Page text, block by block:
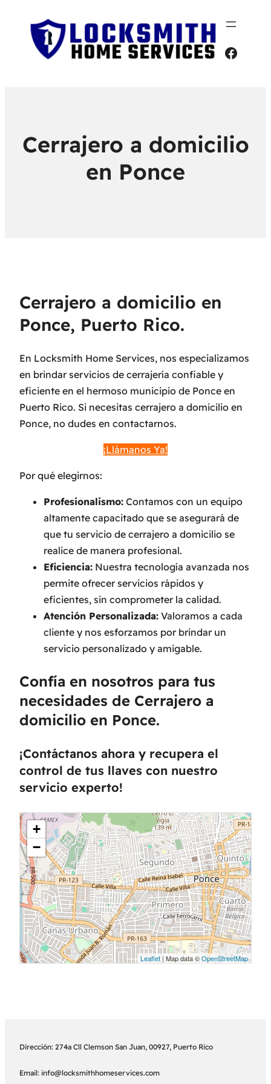
Cerrajero a domicilio
en Ponce
Cerrajero a domicilio en
Ponce, Puerto Rico.
En Locksmith Home Services, nos especializamos
en brindar servicios de cerrajería confiable y
eficiente en el hermoso municipio de Ponce en
Puerto Rico. Si necesitas cerrajero a domicilio en
Ponce, no dudes en contactarnos.
¡Llámanos Ya!
Por qué elegirnos:
Profesionalismo: Contamos con un equipo
altamente capacitado que se asegurará de
que tu servicio de cerrajero a domicilio se
realice de manera profesional.
Eficiencia: Nuestra tecnología avanzada nos
permite ofrecer servicios rápidos y
eficientes, sin comprometer la calidad.
Atención Personalizada: Valoramos a cada
cliente y nos esforzamos por brindar un
servicio personalizado y amigable.
Confía en nosotros para tus
necesidades de Cerrajero a
domicilio en Ponce.
¡Contáctanos ahora y recupera el
control de tus llaves con nuestro
servicio experto!
+
−
Leaflet | Map data ©OpenStreetMap
Dirección: 274a Cll Clemson San Juan, 00927, Puerto Rico
Email: info@locksmithhomeservices.com